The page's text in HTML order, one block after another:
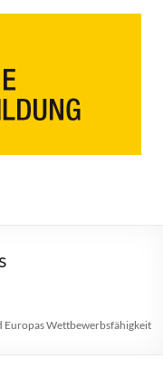
Wettbewerbsfähigkeit